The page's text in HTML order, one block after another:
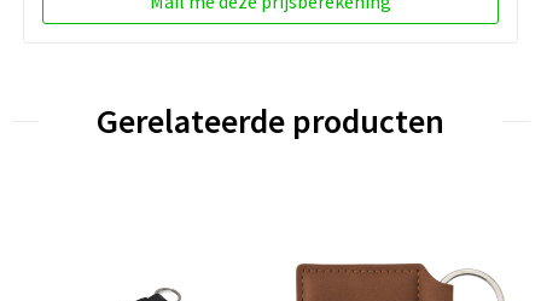
Gerelateerde producten